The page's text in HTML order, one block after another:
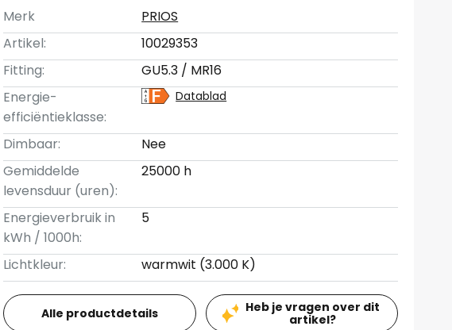
Merk
PRIOS
Artikel:
10029353
Fitting:
GU5.3 / MR16
Energie-
efficiëntieklasse:
Datablad
Dimbaar:
Nee
Gemiddelde
levensduur (uren):
25000 h
Energieverbruik in
kWh / 1000h:
5
Lichtkleur: warmwit (3.000 K)
Alle productdetails
Heb je vragen over dit
artikel?